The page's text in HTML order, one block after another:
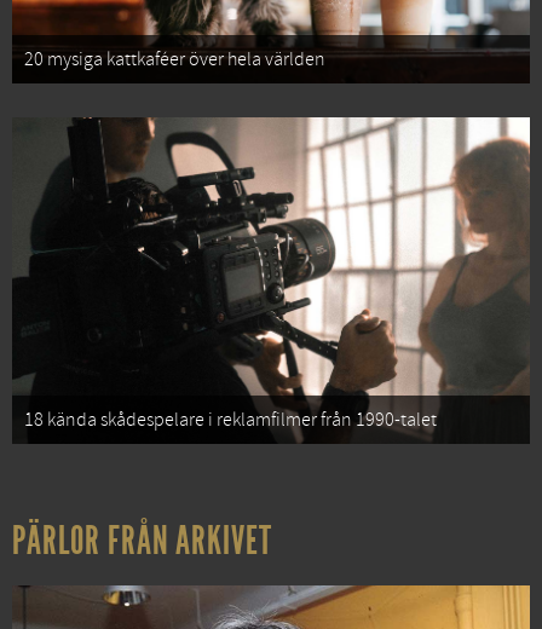
20 mysiga kattkaféer över hela världen
18 kända skådespelare i reklamfilmer från 1990-talet
PÄRLOR FRÅN ARKIVET